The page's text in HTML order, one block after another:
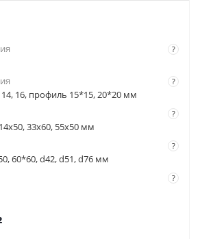
?
?
14, 16, профиль 15*15, 20*20 мм
?
33x60, 55x50 мм
?
60*60, d42, d51, d76 мм
?